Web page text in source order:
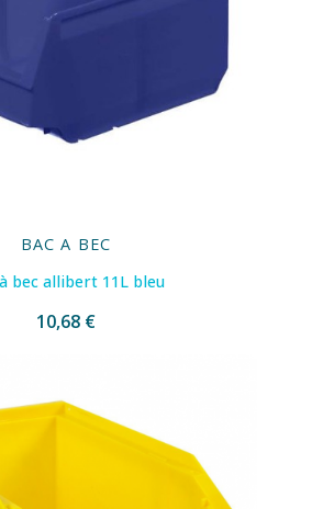
BAC A BEC
bec allibert 11L bleu
10,68 €